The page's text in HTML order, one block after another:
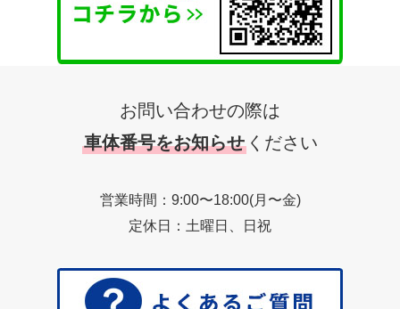
お問い合わせの際は
車体番号をお知らせ ください
営業時間：9:00〜18:00(月〜金)
定休日：土曜日、日祝